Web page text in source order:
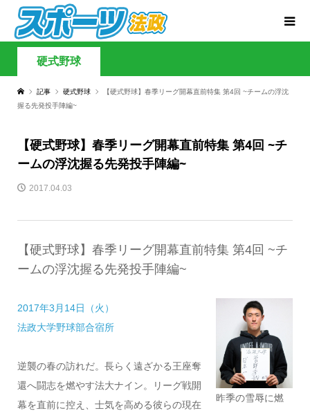
硬式野球
記事 硬式野球
【硬式野球】春季リーグ開幕直前特集 第4回 ~チームの浮沈
握る先発投手陣編~
【硬式野球】春季リーグ開幕直前特集 第4回 ~チ
ームの浮沈握る先発投手陣編~
2017.04.03
【硬式野球】春季リーグ開幕直前特集 第4回 ~チ
ームの浮沈握る先発投手陣編~
2017年3月14日（火）
法政大学野球部合宿所
逆襲の春の訪れだ。長らく遠ざかる王座奪
還へ闘志を燃やす法大ナイン。リーグ戦開
幕を直前に控え、士気を高める彼らの現在
昨季の雪辱に燃